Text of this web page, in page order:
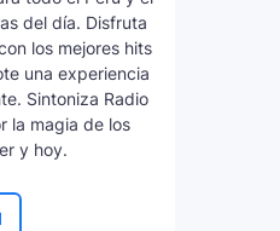
del día. Disfruta
los mejores hits
una experiencia
Sintoniza Radio
la magia de los
y hoy.